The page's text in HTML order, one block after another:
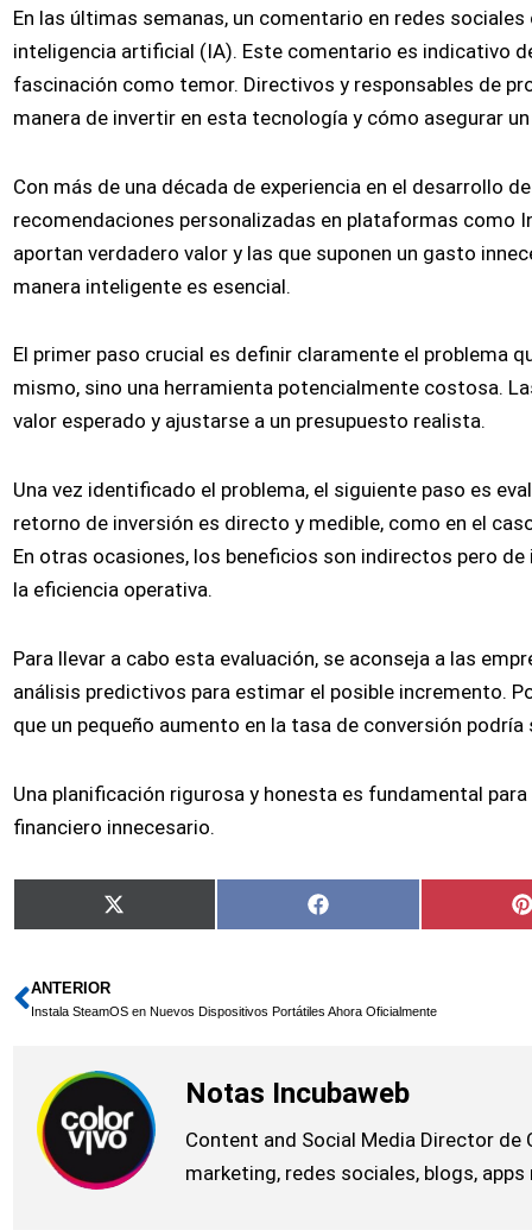
En las últimas semanas, un comentario en redes
inteligencia artificial (IA). Este comentario es indicativo
fascinación como temor. Directivos y responsables de
manera de invertir en esta tecnología y cómo asegurar
Con más de una década de experiencia en el desarrollo
recomendaciones personalizadas en plataformas como
aportan verdadero valor y las que suponen un gasto
manera inteligente es esencial.
El primer paso crucial es definir claramente el problema
mismo, sino una herramienta potencialmente costosa.
valor esperado y ajustarse a un presupuesto realista.
Una vez identificado el problema, el siguiente paso es
retorno de inversión es directo y medible, como en el
En otras ocasiones, los beneficios son indirectos pero
la eficiencia operativa.
Para llevar a cabo esta evaluación, se aconseja a las
análisis predictivos para estimar el posible incremento.
que un pequeño aumento en la tasa de conversión
Una planificación rigurosa y honesta es fundamental
financiero innecesario.
Compartir
en
X
(Twitter)
Compartir
en
Facebook
Ant
ANTERIOR
Instala SteamOS en Nuevos Dispositivos Portátiles Ahora Oficialmente
Notas Incubaweb
Content and Social Media Director de
marketing, redes sociales, blogs, apps